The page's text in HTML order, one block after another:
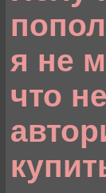
я не
что